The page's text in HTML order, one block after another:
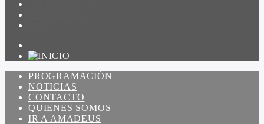
PROGRAMACIÓN
NOTICIAS
CONTACTO
QUIENES SOMOS
IR A AMADEUS